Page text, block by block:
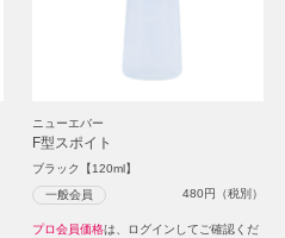
ニューエバー
F型スポイト
ブラック【120ml】
一般会員 480円（税別）
プロ会員価格は、ログインしてご確認くだ